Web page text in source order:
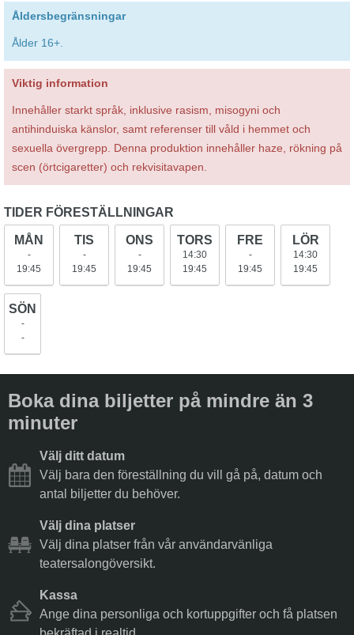
Åldersbegränsningar
Ålder 16+.
Viktig information
Innehåller starkt språk, inklusive rasism, misogyni och
antihinduiska känslor, samt referenser till våld i hemmet och
sexuella övergrepp. Denna produktion innehåller haze, rökning på
scen (örtcigaretter) och rekvisitavapen.
TIDER FÖRESTÄLLNINGAR
MÅN
-
19:45
TIS
-
19:45
ONS
-
19:45
TORS
14:30
19:45
FRE
-
19:45
LÖR
14:30
19:45
SÖN
-
-
Boka dina biljetter på mindre än 3
minuter
Välj ditt datum
Välj bara den föreställning du vill gå på, datum och
antal biljetter du behöver.
Välj dina platser
Välj dina platser från vår användarvänliga
teatersalongöversikt.
Kassa
Ange dina personliga och kortuppgifter och få platsen